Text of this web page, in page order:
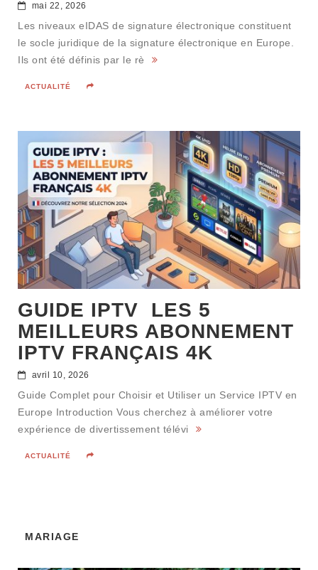
mai 22, 2026
Les niveaux eIDAS de signature électronique constituent
le socle juridique de la signature électronique en Europe.
Ils ont été définis par le rè
ACTUALITÉ
GUIDE IPTV LES 5
MEILLEURS ABONNEMENT
IPTV FRANÇAIS 4K
avril 10, 2026
Guide Complet pour Choisir et Utiliser un Service IPTV en
Europe Introduction Vous cherchez à améliorer votre
expérience de divertissement télévi
ACTUALITÉ
MARIAGE